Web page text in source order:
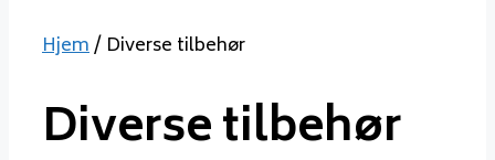
Hjem/ Diverse tilbehør
Diverse tilbehør